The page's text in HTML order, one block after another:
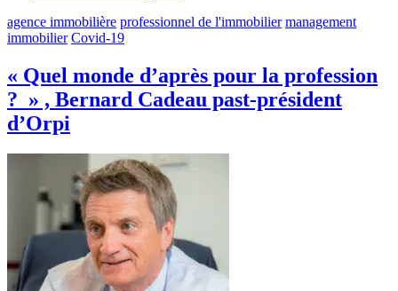
agence immobilière professionnel de l'immobilier management
immobilier Covid-19
« Quel monde d’après pour la profession
? » , Bernard Cadeau past-président
d’Orpi